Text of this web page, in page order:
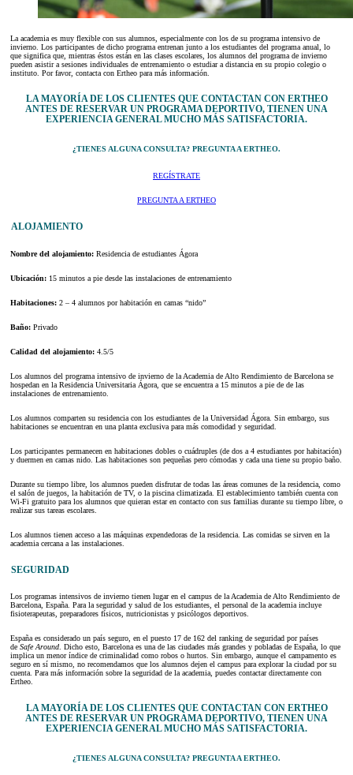
La academia es muy flexible con sus alumnos, especialmente con los de su programa intensivo de
invierno. Los participantes de dicho programa entrenan junto a los estudiantes del programa anual, lo
que significa que, mientras éstos están en las clases escolares, los alumnos del programa de invierno
pueden asistir a sesiones individuales de entrenamiento o estudiar a distancia en su propio colegio o
instituto. Por favor, contacta con Ertheo para más información.
LA MAYORÍA DE LOS CLIENTES QUE CONTACTAN CON ERTHEO
ANTES DE RESERVAR UN PROGRAMA DEPORTIVO, TIENEN UNA
EXPERIENCIA GENERAL MUCHO MÁS SATISFACTORIA.
¿TIENES ALGUNA CONSULTA? PREGUNTA A ERTHEO.
REGÍSTRATE
PREGUNTA A ERTHEO
ALOJAMIENTO
Nombre del alojamiento: Residencia de estudiantes Ágora
Ubicación: 15 minutos a pie desde las instalaciones de entrenamiento
Habitaciones: 2 – 4 alumnos por habitación en camas “nido”
Baño: Privado
Calidad del alojamiento: 4.5/5
Los alumnos del programa intensivo de invierno de la Academia de Alto Rendimiento de Barcelona se
hospedan en la Residencia Universitaria Ágora, que se encuentra a 15 minutos a pie de de las
instalaciones de entrenamiento.
Los alumnos comparten su residencia con los estudiantes de la Universidad Ágora. Sin embargo, sus
habitaciones se encuentran en una planta exclusiva para más comodidad y seguridad.
Los participantes permanecen en habitaciones dobles o cuádruples (de dos a 4 estudiantes por habitación)
y duermen en camas nido. Las habitaciones son pequeñas pero cómodas y cada una tiene su propio baño.
Durante su tiempo libre, los alumnos pueden disfrutar de todas las áreas comunes de la residencia, como
el salón de juegos, la habitación de TV, o la piscina climatizada. El establecimiento también cuenta con
Wi-Fi gratuito para los alumnos que quieran estar en contacto con sus familias durante su tiempo libre, o
realizar sus tareas escolares.
Los alumnos tienen acceso a las máquinas expendedoras de la residencia. Las comidas se sirven en la
academia cercana a las instalaciones.
SEGURIDAD
Los programas intensivos de invierno tienen lugar en el campus de la Academia de Alto Rendimiento de
Barcelona, España. Para la seguridad y salud de los estudiantes, el personal de la academia incluye
fisioterapeutas, preparadores físicos, nutricionistas y psicólogos deportivos.
España es considerado un país seguro, en el puesto 17 de 162 del ranking de seguridad por países
de Safe Around. Dicho esto, Barcelona es una de las ciudades más grandes y pobladas de España, lo que
implica un menor índice de criminalidad como robos o hurtos. Sin embargo, aunque el campamento es
seguro en sí mismo, no recomendamos que los alumnos dejen el campus para explorar la ciudad por su
cuenta. Para más información sobre la seguridad de la academia, puedes contactar directamente con
Ertheo.
LA MAYORÍA DE LOS CLIENTES QUE CONTACTAN CON ERTHEO
ANTES DE RESERVAR UN PROGRAMA DEPORTIVO, TIENEN UNA
EXPERIENCIA GENERAL MUCHO MÁS SATISFACTORIA.
¿TIENES ALGUNA CONSULTA? PREGUNTA A ERTHEO.